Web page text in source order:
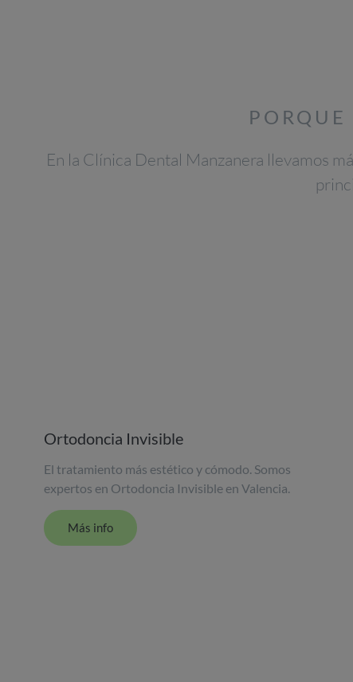
En la Clínica Dental Manzanera llevamos
Ortodoncia Invisible
El tratamiento más estético y cómodo. Somos
expertos en Ortodoncia Invisible en Valencia.
Más info